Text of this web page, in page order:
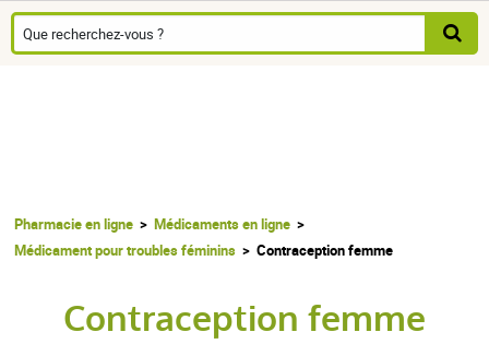
Pharmacie en ligne
Médicaments en ligne
Médicament pour troubles féminins
Contraception femme
Contraception femme